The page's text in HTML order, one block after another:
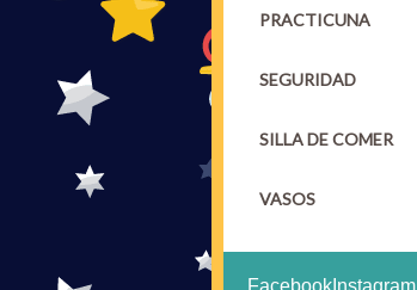
PRACTICUNA
SEGURIDAD
SILLA DE COMER
VASOS